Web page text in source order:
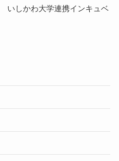
いしかわ大学連携インキュベ